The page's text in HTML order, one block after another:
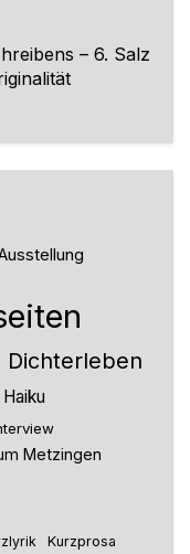
– 6. Salz
Dichterleben
Haiku
Metzingen
Kurzprosa